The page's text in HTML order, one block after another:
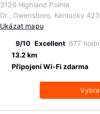
3120 Highland Pointe
Dr., Owensboro, Kentucky
Ukázat mapu
9/10 Excellent 677
13.2 km
Připojení Wi-Fi zdarma